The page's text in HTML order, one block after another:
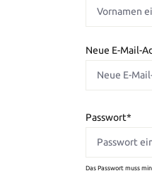
Neue E-Mail-
Passwort*
Das Passwort muss